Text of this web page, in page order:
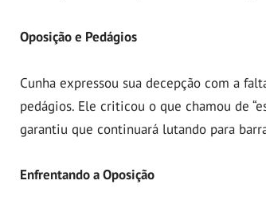
Oposição e Pedágios
Cunha expressou sua decepção com a
pedágios. Ele criticou o que chamou de
garantiu que continuará lutando para
Enfrentando a Oposição